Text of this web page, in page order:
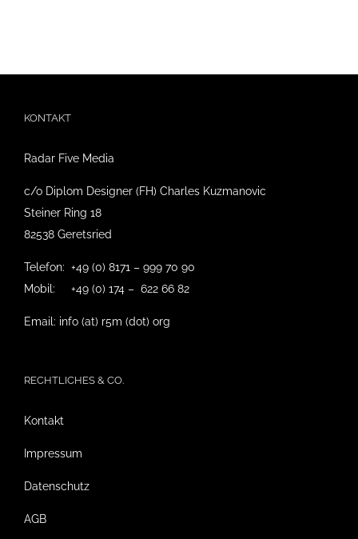
KONTAKT
Radar Five Media
c/o Diplom Designer (FH) Charles Kuzmanovic
Steiner Ring 18
82538 Geretsried
Telefon: +49 (0) 8171 – 999 70 90
Mobil: +49 (0) 174 – 622 66 82
Email: info (at) r5m (dot) org
RECHTLICHES & CO.
Kontakt
Impressum
Datenschutz
AGB